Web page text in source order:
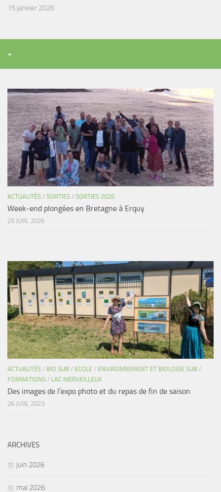
15 janvier 2026
+
ACTUALITÉS / SORTIES / SORTIES 2026
Week-end plongées en Bretagne à Erquy
25 JUIN, 2026
ACTUALITÉS / BIO SUB / ECOLE / ENVIRONNEMENT ET BIOLOGIE SUB /
FORMATIONS / LAC MERVEILLEUX
Des images de l’expo photo et du repas de fin de saison
26 JUIN, 2023
ARCHIVES
juin 2026
mai 2026